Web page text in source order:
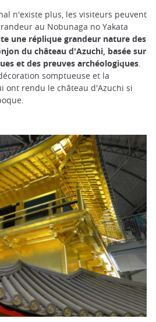
n'existe plus, les visiteurs peuvent
au Nobunaga no Yakata
une réplique grandeur nature des
du château d'Azuchi, basée sur
et des preuves archéologiques
somptueuse et la
ont rendu le château d'Azuchi si